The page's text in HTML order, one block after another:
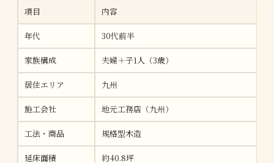
項目 内容
年代 30代前半
家族構成 夫婦＋子1人（3歳）
居住エリア 九州
施工会社 地元工務店（九州）
工法・商品 規格型木造
延床面積 約40.8坪